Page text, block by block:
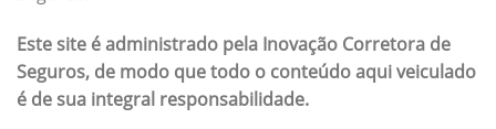
Este site é administrado pela Inovação Corretora de
Seguros, de modo que todo o conteúdo aqui veiculado
é de sua integral responsabilidade.